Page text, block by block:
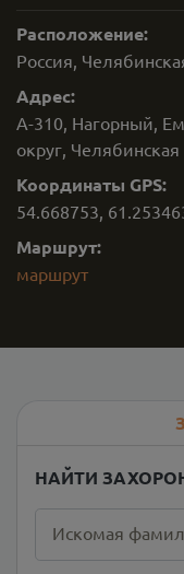
Расположение:
Россия,
Адрес:
А-310, Нагорный,
округ, Челябинская
Координаты GPS:
54.668753,
Маршрут:
маршрут
НАЙТИ
Искомая